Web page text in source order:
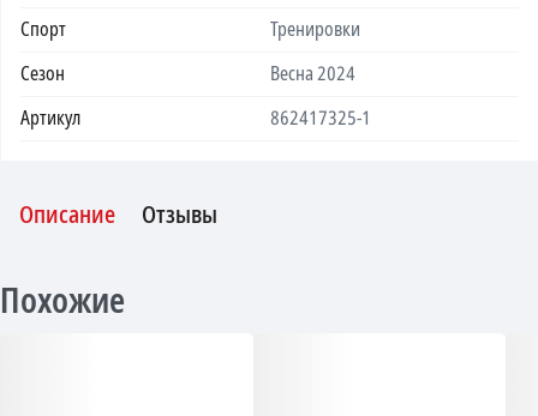
Спорт
Тренировки
Сезон
Весна 2024
Артикул
862417325-1
Описание Отзывы
Похожие